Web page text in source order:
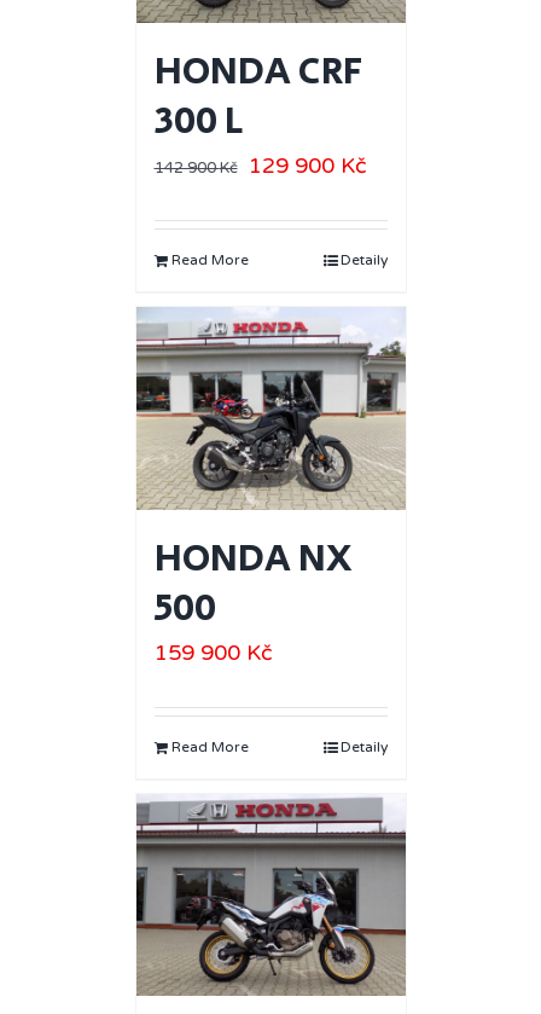
HONDA CRF
300 L
142 900Kč 129 900 Kč
Read More Detaily
HONDA NX
500
159 900 Kč
Read More Detaily